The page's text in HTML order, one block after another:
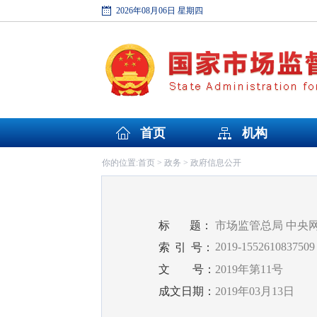
2026年08月06日 星期四
首页 机构
你的位置:首页> 政务 > 政府信息公开
标 题：
市场监管总局 中央
索 引 号： 2019-1552610837509
文
号： 2019年第11号
成文日期： 2019年03月13日